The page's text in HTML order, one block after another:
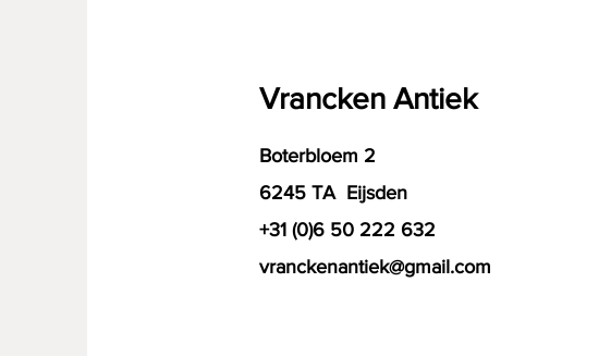
Vrancken Antiek
Boterbloem 2
6245 TA Eijsden
+31 (0)6 50 222 632
vranckenantiek@gmail.com